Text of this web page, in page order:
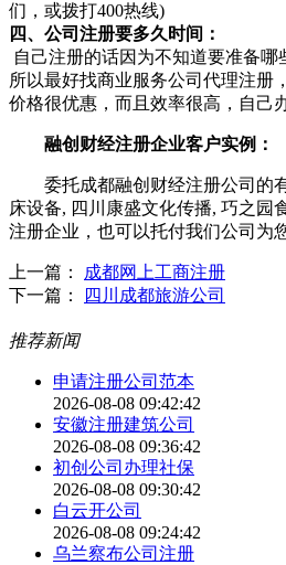
们，或拨打400热线)
四、公司注册要多久时间：
自己注册的话因为不知道要准备
所以最好找商业服务公司代理注册
价格很优惠，而且效率很高，自己
融创财经注册企业客户实例：
委托成都融创财经注册公司的有
床设备, 四川康盛文化传播, 巧之园
注册企业，也可以托付我们公司为
上一篇：
成都网上工商注册
下一篇：
四川成都旅游公司
推荐新闻
申请注册公司范本
2026-08-08 09:42:42
安徽注册建筑公司
2026-08-08 09:36:42
初创公司办理社保
2026-08-08 09:30:42
白云开公司
2026-08-08 09:24:42
乌兰察布公司注册